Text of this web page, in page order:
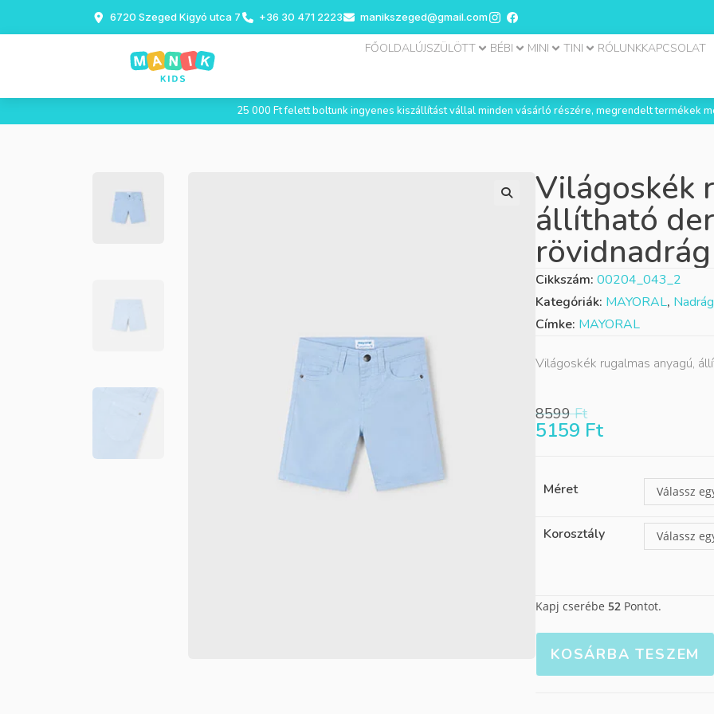
6720 Szeged Kigyó utca 7 +36 30 471 2223 manikszeged@gmail.com
FŐOLDALÚJSZÜLÖTT BÉBI MINI TINI RÓLUNKKAPCSOLAT
25 000 Ft felett boltunk ingyenes kiszállítást vállal minden vásárló részére, megrendelt termékek
Világoskék
állítható
rövidnadrág
Cikkszám: 00204_043_2
Kategóriák: MAYORAL,
Címke: MAYORAL
Világoskék rugalmas anyagú,
8599Ft
5159 Ft
Méret Válassz
Korosztály Válassz
Kapj cserébe 52 Pontot.
KOSÁRBA TESZEM